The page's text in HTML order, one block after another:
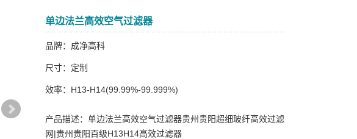
单边法兰高效空气过滤器
品牌：成净高科
尺寸：定制
效率：H13-H14(99.99%-99.999%)
产品描述：单边法兰高效空气过滤器贵州贵阳超细玻纤高效过滤
网|贵州贵阳百级H13H14高效过滤器